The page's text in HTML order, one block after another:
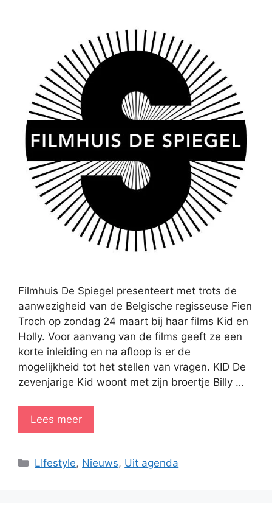
Filmhuis De Spiegel presenteert met trots de
aanwezigheid van de Belgische regisseuse Fien
Troch op zondag 24 maart bij haar films Kid en
Holly. Voor aanvang van de films geeft ze een
korte inleiding en na afloop is er de
mogelijkheid tot het stellen van vragen. KID De
zevenjarige Kid woont met zijn broertje Billy …
Lees meer
Categorieën
LIfestyle, Nieuws, Uit agenda